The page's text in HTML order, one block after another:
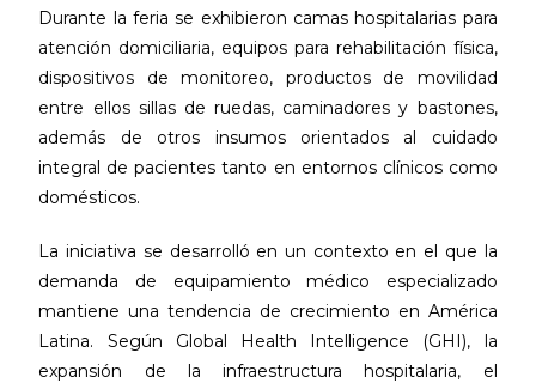
Durante la feria se exhibieron camas hospitalarias para
atención domiciliaria, equipos para rehabilitación física,
dispositivos de monitoreo, productos de movilidad
entre ellos sillas de ruedas, caminadores y bastones,
además de otros insumos orientados al cuidado
integral de pacientes tanto en entornos clínicos como
domésticos.
La iniciativa se desarrolló en un contexto en el que la
demanda de equipamiento médico especializado
mantiene una tendencia de crecimiento en América
Latina. Según Global Health Intelligence (GHI), la
expansión de la infraestructura hospitalaria, el